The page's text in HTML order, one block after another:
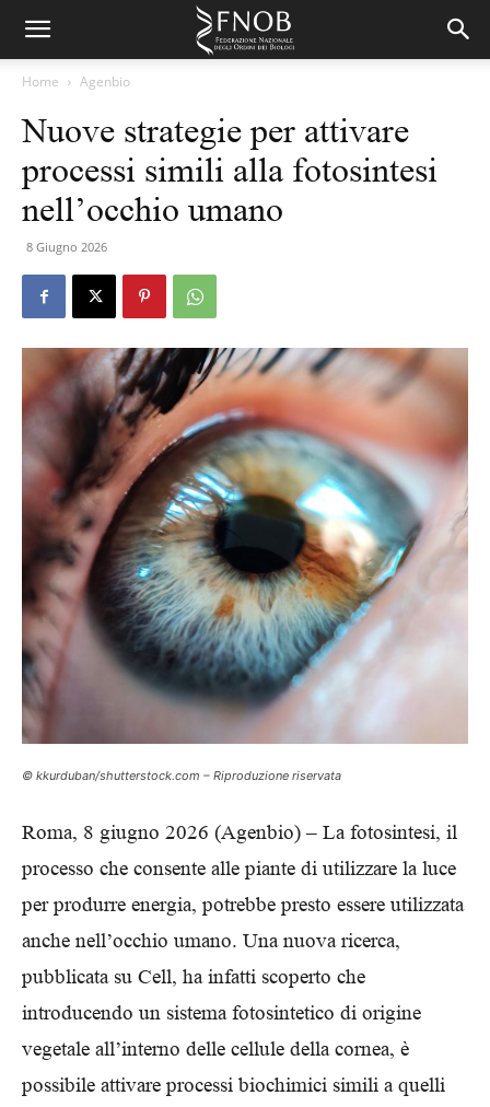
Home Agenbio
Nuove strategie per attivare
processi simili alla fotosintesi
nell’occhio umano
8 Giugno 2026
© kkurduban/shutterstock.com – Riproduzione riservata
Roma, 8 giugno 2026 (Agenbio) – La fotosintesi, il
processo che consente alle piante di utilizzare la luce
per produrre energia, potrebbe presto essere utilizzata
anche nell’occhio umano. Una nuova ricerca,
pubblicata su Cell, ha infatti scoperto che
introducendo un sistema fotosintetico di origine
vegetale all’interno delle cellule della cornea, è
possibile attivare processi biochimici simili a quelli